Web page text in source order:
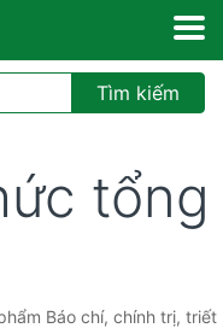
Tìm kiếm
tổng
Báo chí, chính trị, triết